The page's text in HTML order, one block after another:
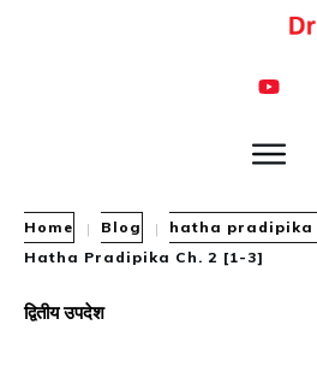
Home | Blog | hatha pradipika
Hatha Pradipika Ch. 2 [1-3]
द्वितीय उपदेश